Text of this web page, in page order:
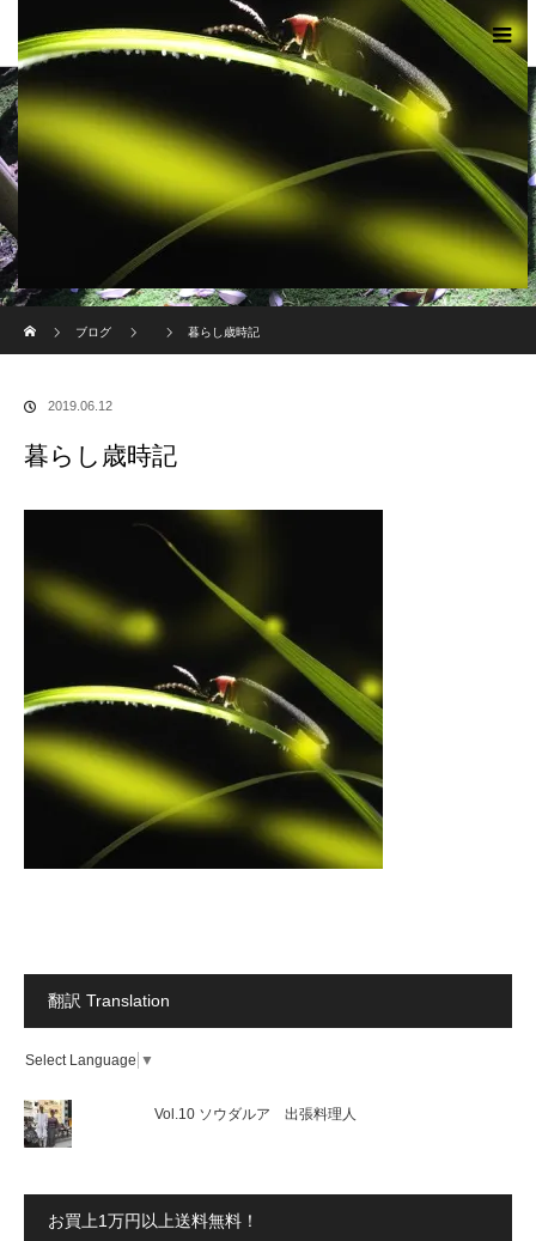
現代のサムライたちの時空間へ
ブログ
暮らし歳時記
2019.06.12
暮らし歳時記
翻訳 Translation
Select Language ▼
Vol.10 ソウダルア 出張料理人
お買上1万円以上送料無料！